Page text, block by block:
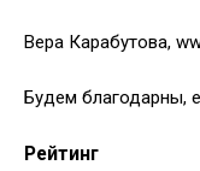
Вера Карабутова,
Будем благодарны,
Рейтинг